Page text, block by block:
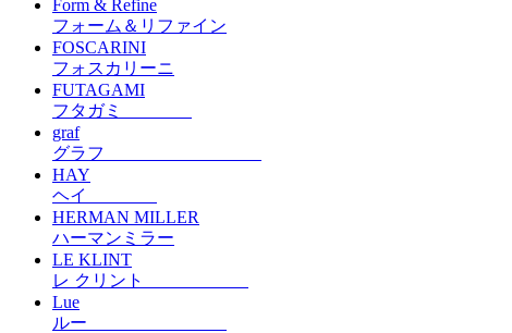
Form & Refine
フォーム＆リファイン
FOSCARINI
フォスカリーニ
FUTAGAMI
フタガミ
graf
グラフ
HAY
ヘイ
HERMAN MILLER
ハーマンミラー
LE KLINT
レ クリント
Lue
ルー